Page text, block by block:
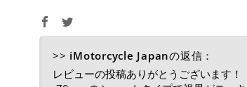
>> iMotorcycle Japanの返信：
レビューの投稿ありがとうございます！